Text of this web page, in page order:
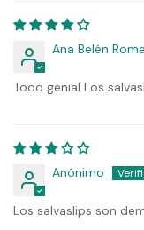
Ana Belén
Todo genial Los
Anónimo
Los salvaslips son